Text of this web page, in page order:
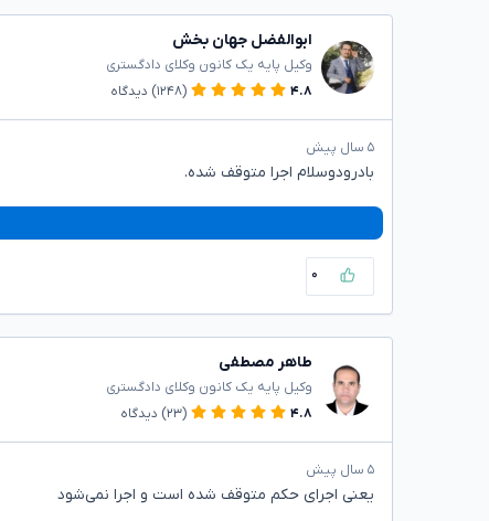
ابوالفضل جهان بخش
وکیل پایه یک کانون وکلای دادگستری
۴.۸
(۱۲۴۸) دیدگاه
۵ سال پیش
بادرودوسلام اجرا متوقف شده.
۰
طاهر مصطفی
وکیل پایه یک کانون وکلای دادگستری
۴.۸
(۲۳) دیدگاه
۵ سال پیش
یعنی اجرای حکم متوقف شده است و اجرا نمی‌شود